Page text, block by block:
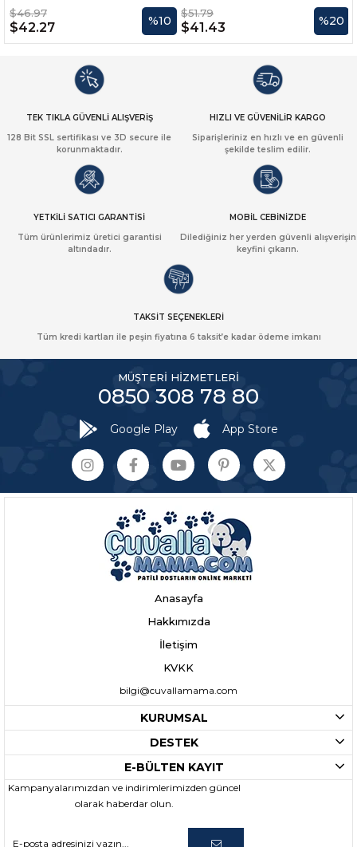
$46.97
$42.27 %10
$51.79
$41.43 %20
TEK TIKLA GÜVENLİ ALIŞVERİŞ
128 Bit SSL sertifikası ve 3D secure ile
korunmaktadır.
HIZLI VE GÜVENİLİR KARGO
Siparişleriniz en hızlı ve en güvenli
şekilde teslim edilir.
YETKİLİ SATICI GARANTİSİ
Tüm ürünlerimiz üretici garantisi
altındadır.
MOBİL CEBİNİZDE
Dilediğiniz her yerden güvenli alışverişin
keyfini çıkarın.
TAKSİT SEÇENEKLERİ
Tüm kredi kartları ile peşin fiyatına 6 taksit’e kadar ödeme imkanı
MÜŞTERİ HİZMETLERİ
0850 308 78 80
Google Play App Store
Anasayfa
Hakkımızda
İletişim
KVKK
bilgi@cuvallamama.com
KURUMSAL
DESTEK
E-BÜLTEN KAYIT
Kampanyalarımızdan ve indirimlerimizden güncel
olarak haberdar olun.